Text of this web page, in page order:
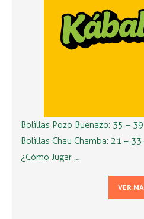
Bolillas Pozo Buenazo: 35 –
Bolillas Chau Chamba: 21 –
¿Cómo Jugar …
VER